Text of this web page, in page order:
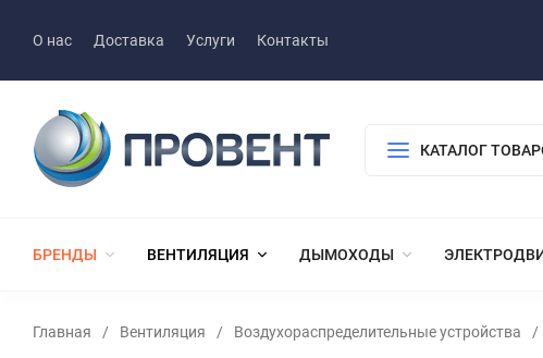
О нас Доставка Услуги Контакты
КАТАЛОГ
БРЕНДЫ ВЕНТИЛЯЦИЯ ДЫМОХОДЫ
Главная / Вентиляция / Воздухораспределительные устройства /